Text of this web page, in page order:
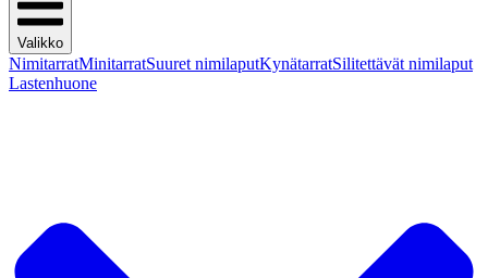
Valikko
NimitarratMinitarratSuuret nimilaputKynätarratSilitettävät nimilaput
Lastenhuone